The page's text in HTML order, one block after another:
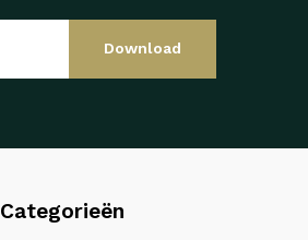
Download
Categorieën